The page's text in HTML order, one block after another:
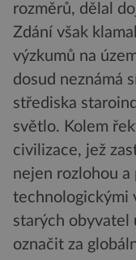
rozměrů, dělal
Zdání však
výzkumů na
dosud neznámá
střediska
světlo. Kolem
civilizace, jež
nejen rozlohou
technologickými
starých obyvatel
označit za